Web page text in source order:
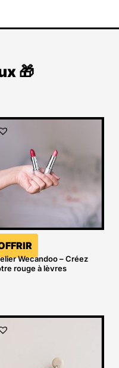
🎁
Wecandoo – Créez
rouge à lèvres